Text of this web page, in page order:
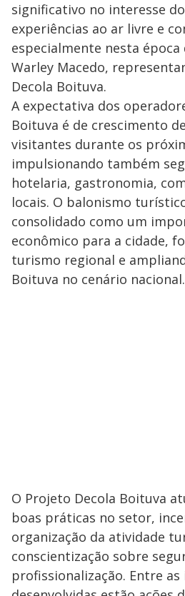
significativo no interesse
experiências ao ar livre e
especialmente nesta época
Warley Macedo,
Decola Boituva.
A expectativa dos
Boituva é de crescimento
visitantes durante os
impulsionando também
hotelaria, gastronomia,
locais. O balonismo
consolidado como um
econômico para a cidade,
turismo regional e
Boituva no cenário nacional.
O Projeto Decola Boituva
boas práticas no setor,
organização da atividade
conscientização sobre
profissionalização. Entre